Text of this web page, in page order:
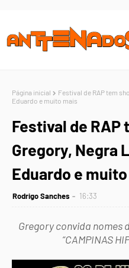
Página inicial
Festival de RAP tem
Eduardo e muito mais
Festival de RAP
Gregory, Negra
Eduardo e
Rodrigo Sanches 16:33
Gregory convida nomes
“CAMPINAS